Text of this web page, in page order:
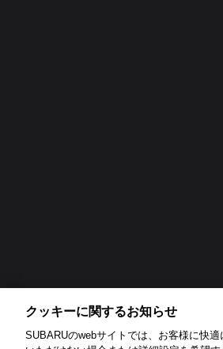
クッキーに関するお知らせ​
SUBARUのwebサイトでは、お客様に快